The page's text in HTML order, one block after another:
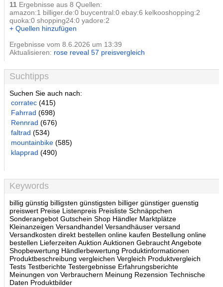
11 Ergebnisse aus 8 Quellen:
amazon:1 billiger.de:0 buycentral:0 ebay:6 kelkooshopping:2
quoka:0 shopping24:0 yadore:2
+ Quellen hinzufügen
Ergebnisse vom 8.6.2026 um 13:39
Aktualisieren: rose reveal 57 preisvergleich
Suchtipps
Suchen Sie auch nach:
corratec (415)
Fahrrad (698)
Rennrad (676)
faltrad (534)
mountainbike (585)
klapprad (490)
Keywords
billig günstig billigsten günstigsten billiger günstiger guenstig
preiswert Preise Listenpreis Preisliste Schnäppchen
Sonderangebot Gutschein Shop Händler Marktplätze
Kleinanzeigen Versandhandel Versandhäuser versand
Versandkosten direkt bestellen online kaufen Bestellung online
bestellen Lieferzeiten Auktion Auktionen Gebraucht Angebote
Shopbewertung Händlerbewertung Produktinformationen
Produktbeschreibung vergleichen Vergleich Produktvergleich
Tests Testberichte Testergebnisse Erfahrungsberichte
Meinungen von Verbrauchern Meinung Rezension Technische
Daten Produktbilder